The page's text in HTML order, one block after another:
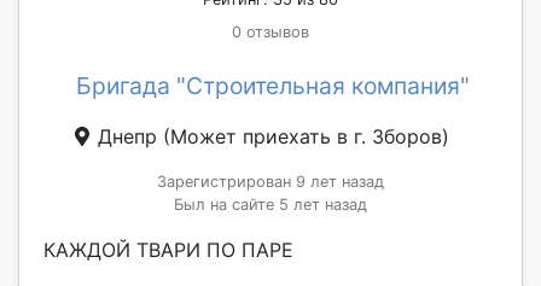
0 отзывов
Бригада "Строительная компания"
Днепр (Может приехать в г. Зборов)
Зарегистрирован 9 лет назад
Был на сайте 5 лет назад
КАЖДОЙ ТВАРИ ПО ПАРЕ